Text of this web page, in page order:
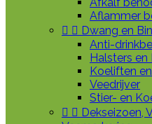
Aflammer
  Dwang en
Anti-
Halsters en
Koeliften
Veedrijver
Stier- en
  Dekseizoen,